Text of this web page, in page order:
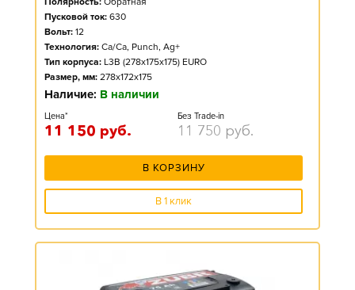
Пусковой ток: 630
Вольт: 12
Технология: Ca/Ca, Punch, Ag+
Тип корпуса: L3B (278x175x175) EURO
Размер, мм: 278x172x175
Наличие: В наличии
Цена*
11 150 руб.
Без Trade-in
11 750 руб.
В КОРЗИНУ
В 1 клик